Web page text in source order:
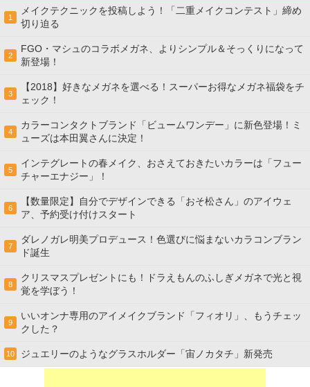
1
メイクテクニックを投稿しよう！「二重メイクコンテスト」締め
切り迫る
2
FGO・マシュのコラボメガネ、よりシンプル＆そっくりになって
新登場！
3
【2018】好きなメガネを選べる！スーパーお得なメガネ福袋をチ
ェック！
4
カラーコンタクトブランド「ビュームワンデー」に新色登場！ミ
ューズは本田翼さんに決定！
5
インテグレートの春メイク、おさえておきたいカラーは「フュー
チャーエナジー」！
6
【数量限定】自分でデザインできる「おそ松さん」のアイウェ
ア、予約受け付けスタート
7
ダレノガレ明美プロデュース！色選びに悩まないカラコンブラン
ド誕生
8
クリスマスプレゼントにも！ドラえもんのふしぎメガネで光と視
覚を学ぼう！
9
いいオンナ専用のアイメイクブランド「フィオリ」、もうチェッ
クした？
10 ジュエリーのようなグラスホルダー「宙ノカタチ」新発売